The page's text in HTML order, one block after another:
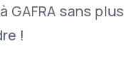
GAFRA sans plus
!